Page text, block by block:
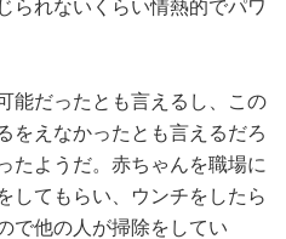
れないくらい情熱的でパワ
能だったとも言えるし、この
をえなかったとも言えるだろ
たようだ。赤ちゃんを職場に
してもらい、ウンチをしたら
で他の人が掃除をしてい